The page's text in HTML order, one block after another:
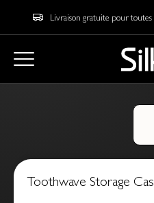
Livraison gratuite pour
Toothwave Storage